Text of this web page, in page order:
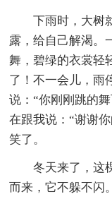
下雨时，大树
露，给自己解渴。
舞，碧绿的衣裳轻
了！不一会儿，雨
说：“你刚刚跳的
在跟我说：“谢谢
笑了。
冬天来了，这
而来，它不躲不闪